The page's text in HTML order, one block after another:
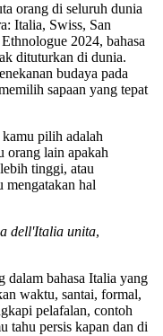
orang di seluruh dunia
Italia, Swiss, San
2024, bahasa
dituturkan di dunia.
budaya pada
sapaan yang tepat
kamu pilih adalah
orang lain apakah
tinggi, atau
mengatakan hal
dell'Italia unita,
dalam bahasa Italia yang
waktu, santai, formal,
pelafalan, contoh
tahu persis kapan dan di